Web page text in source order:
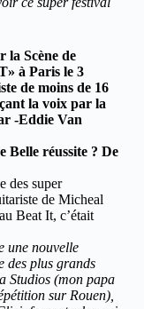
la Scène de
à Paris le 3
de moins de 16
la voix par la
-Eddie Van
Belle réussite ? De
des super
de Micheal
Beat It, c’était
une nouvelle
des plus grands
Studios (mon papa
sur Rouen),